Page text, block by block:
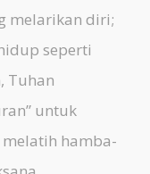
melarikan diri;
seperti
Tuhan
untuk
hamba-